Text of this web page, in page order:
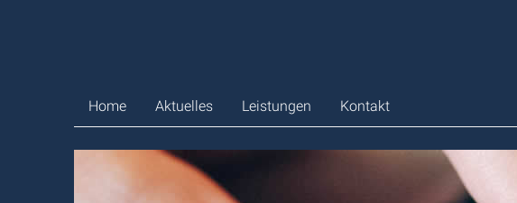
Home Aktuelles Leistungen Kontakt